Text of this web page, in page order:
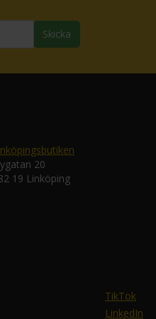
Skicka
20
19 Linköping
TikTok
LinkedIn